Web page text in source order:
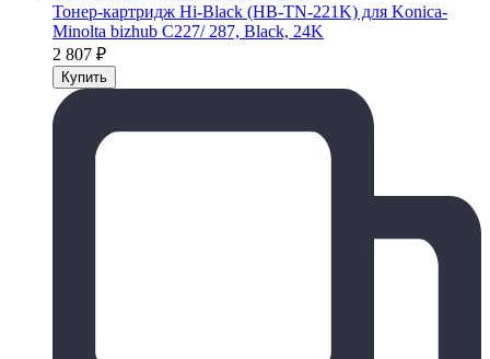
Тонер-картридж Hi-Black (HB-TN-221K) для Konica-
Minolta bizhub C227/ 287, Black, 24K
2 807 ₽